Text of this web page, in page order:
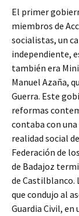
El primer
miembros de
socialistas, un
independiente,
también era
Manuel Azaña,
Guerra. Este
reformas
contaba con
realidad social
Federación de
de Badajoz
de Castilblanco.
que condujo al
Guardia Civil, en